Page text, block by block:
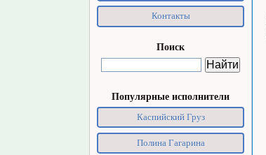
Контакты
Поиск
Популярные исполнители
Каспийский Груз
Полина Гагарина